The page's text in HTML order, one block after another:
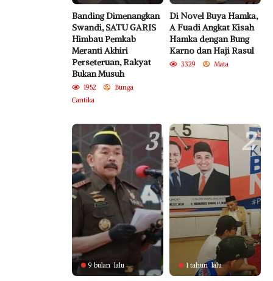
Banding Dimenangkan
Swandi, SATU GARIS
Himbau Pemkab
Meranti Akhiri
Perseteruan, Rakyat
Bukan Musuh
1952
Bunga
Cantika
Di Novel Buya Hamka,
A Fuadi Angkat Kisah
Hamka dengan Bung
Karno dan Haji Rasul
3329 Mata
3
9 bulan lalu
2
1 tahun lalu